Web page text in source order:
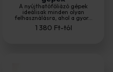
A nyújthatófóliázó gépek
ideálisak minden olyan
felhasználásra, ahol a gyor...
1 380 Ft-tól